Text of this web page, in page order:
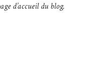
d’accueil du blog.